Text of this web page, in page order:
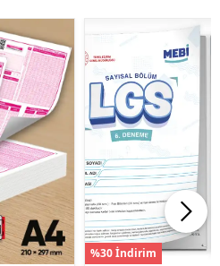
%30 İndirim